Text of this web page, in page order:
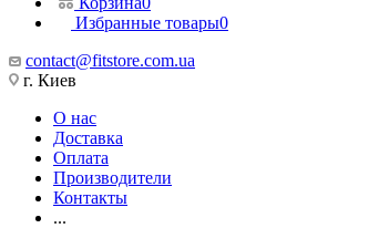
Избранные товары0
contact@fitstore.com.ua
г. Киев
О нас
Доставка
Оплата
Производители
Контакты
...